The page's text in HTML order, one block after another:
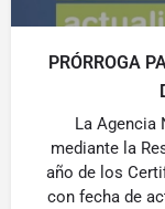
PRÓRROGA
La Agencia
mediante la
año de los
con fecha de